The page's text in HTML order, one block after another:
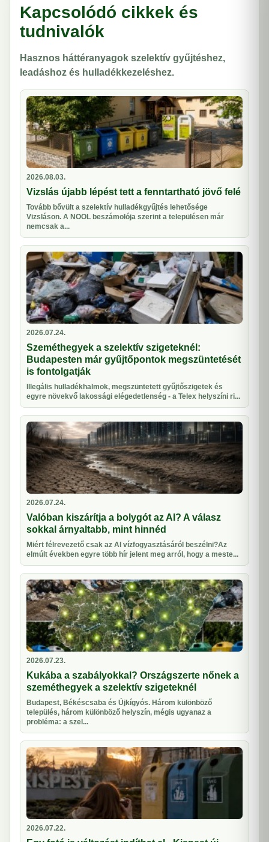
Kapcsolódó cikkek és
tudnivalók
Hasznos háttéranyagok szelektív gyűjtéshez,
leadáshoz és hulladékkezeléshez.
2026.08.03.
Vizslás újabb lépést tett a fenntartható jövő felé
Tovább bővült a szelektív hulladékgyűjtés lehetősége
Vizsláson. A NOOL beszámolója szerint a településen már
nemcsak a...
2026.07.24.
Szeméthegyek a szelektív szigeteknél:
Budapesten már gyűjtőpontok megszüntetését
is fontolgatják
Illegális hulladékhalmok, megszüntetett gyűjtőszigetek és
egyre növekvő lakossági elégedetlenség - a Telex helyszíni ri...
2026.07.24.
Valóban kiszárítja a bolygót az AI? A válasz
sokkal árnyaltabb, mint hinnéd
Miért félrevezető csak az AI vízfogyasztásáról beszélni?Az
elmúlt években egyre több hír jelent meg arról, hogy a meste...
2026.07.23.
Kukába a szabályokkal? Országszerte nőnek a
szeméthegyek a szelektív szigeteknél
Budapest, Békéscsaba és Újkígyós. Három különböző
település, három különböző helyszín, mégis ugyanaz a
probléma: a szel...
2026.07.22.